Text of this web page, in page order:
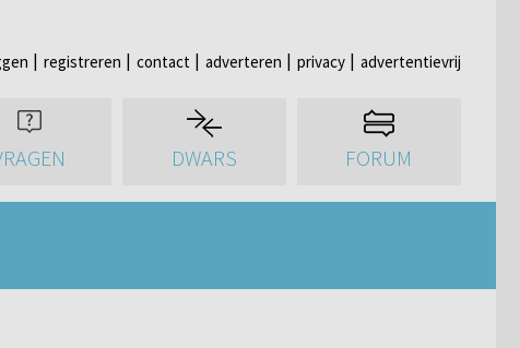
registreren contact adverteren privacy advertentievrij
DWARS FORUM